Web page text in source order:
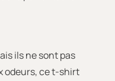
ils ne sont pas
odeurs, ce t-shirt